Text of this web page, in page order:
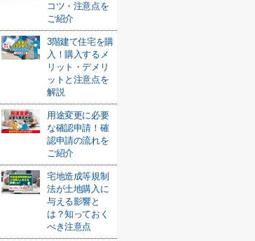
コツ・注意点を
ご紹介
3階建て住宅を購
入！購入するメ
リット・デメリ
ットと注意点を
解説
用途変更に必要
な確認申請！確
認申請の流れを
ご紹介
宅地造成等規制
法が土地購入に
与える影響と
は？知っておく
べき注意点